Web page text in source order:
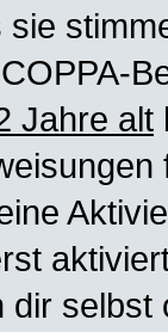
Jahre alt
selbst